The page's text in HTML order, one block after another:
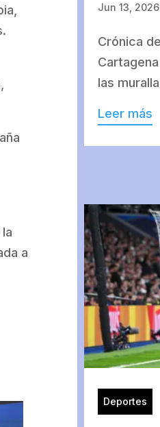
a
Jun 13, 2026
Crónica
las
Leer más
Deportes